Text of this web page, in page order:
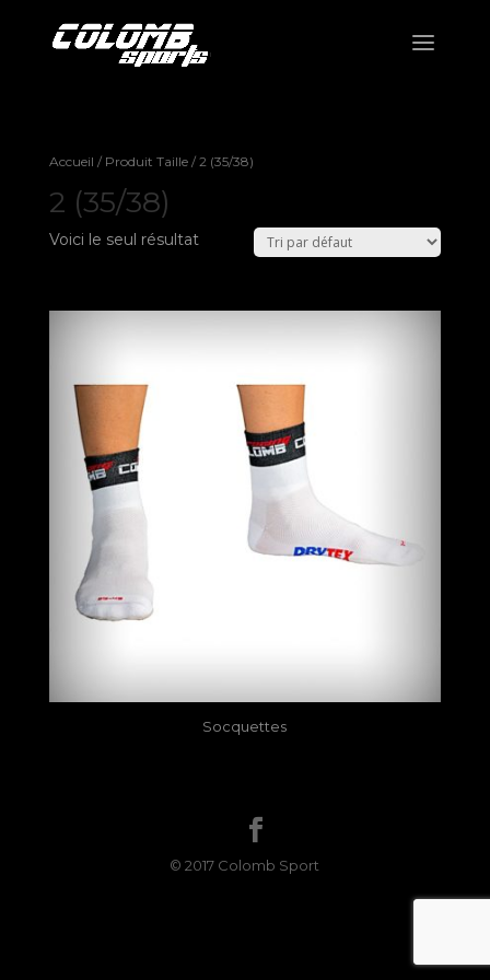
Accueil / Produit Taille / 2 (35/38)
2 (35/38)
Voici le seul résultat
Socquettes
© 2017 Colomb Sport